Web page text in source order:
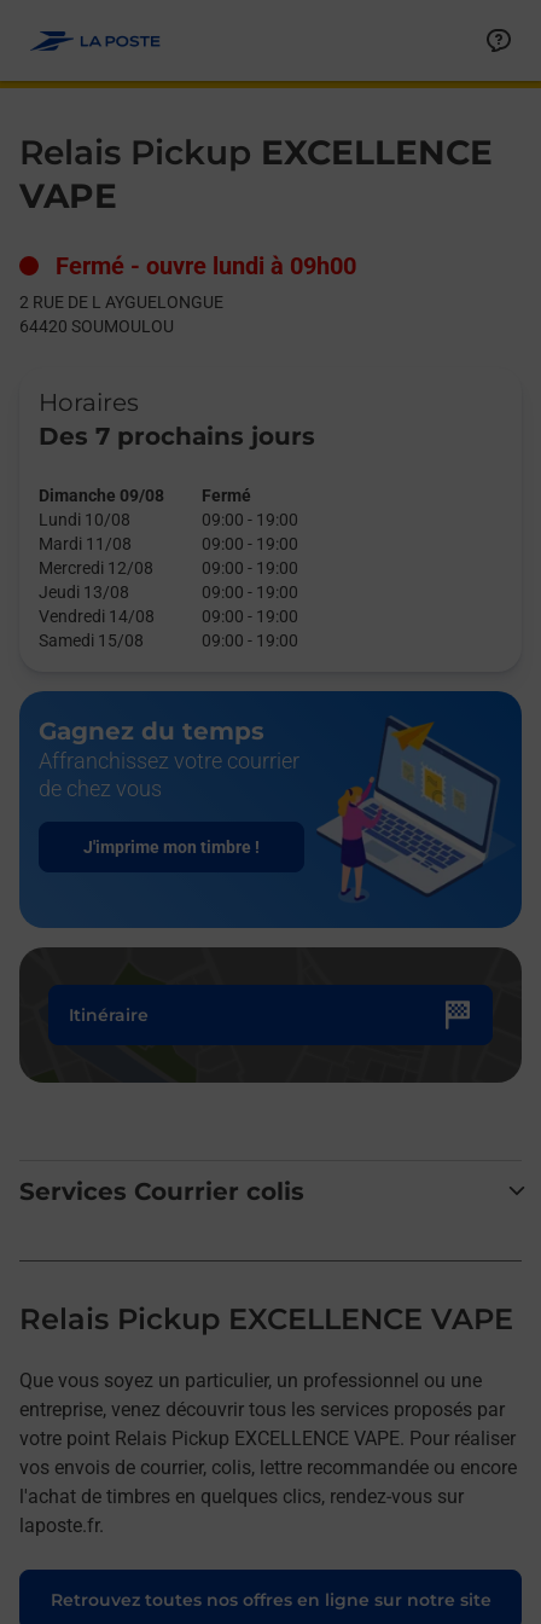
Relais Pickup EXCELLENCE
VAPE
Fermé - ouvre lundi à 09h00
2 RUE DE L AYGUELONGUE
64420 SOUMOULOU
Horaires
Des 7 prochains jours
Dimanche 09/08
Fermé
Lundi 10/08
09:00 - 19:00
Mardi 11/08
09:00 - 19:00
Mercredi 12/08
09:00 - 19:00
Jeudi 13/08
09:00 - 19:00
Vendredi 14/08
09:00 - 19:00
Samedi 15/08
09:00 - 19:00
Gagnez du temps
Affranchissez votre courrier
de chez vous
J'imprime mon timbre !
Itinéraire
Services Courrier colis
Relais Pickup EXCELLENCE VAPE
Que vous soyez un particulier, un professionnel ou une
entreprise, venez découvrir tous les services proposés par
votre point Relais Pickup EXCELLENCE VAPE. Pour réaliser
vos envois de courrier, colis, lettre recommandée ou encore
l'achat de timbres en quelques clics, rendez-vous sur
laposte.fr.
Retrouvez toutes nos offres en ligne sur notre site